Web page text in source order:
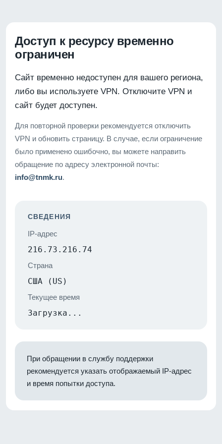
Доступ к ресурсу временно
ограничен
Сайт временно недоступен для вашего региона,
либо вы используете VPN. Отключите VPN и
сайт будет доступен.
Для повторной проверки рекомендуется отключить
VPN и обновить страницу. В случае, если ограничение
было применено ошибочно, вы можете направить
обращение по адресу электронной почты:
info@tnmk.ru.
СВЕДЕНИЯ
IP-адрес
216.73.216.74
Страна
США (US)
Текущее время
Загрузка...
При обращении в службу поддержки
рекомендуется указать отображаемый IP-адрес
и время попытки доступа.